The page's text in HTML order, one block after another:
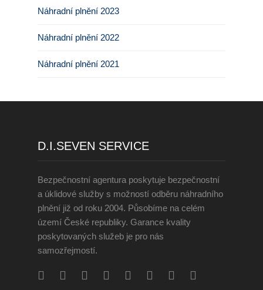
Náhradní plnění 2023
Náhradní plnění 2022
Náhradní plnění 2021
D.I.SEVEN SERVICE
Bezpečnostní agentura poskytuje bezpečnostní
a úklidové služby s možností odběru náhradního
plnění již od roku 2004. Působíme na celém
území České republiky. Garance kvality
poskytovaných služeb je pro nás
samozřejmostí.